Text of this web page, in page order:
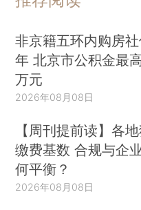
非京籍五环内购房
年 北京市公积金最
万元
2026年08月08日
【周刊提前读】各
缴费基数 合规与企
何平衡？
2026年08月08日